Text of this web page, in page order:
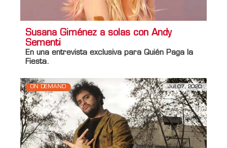
Susana Giménez a solas con Andy
Sementi
En una entrevista exclusiva para Quién Paga la
Fiesta.
ON DEMAND Jul 07, 2020